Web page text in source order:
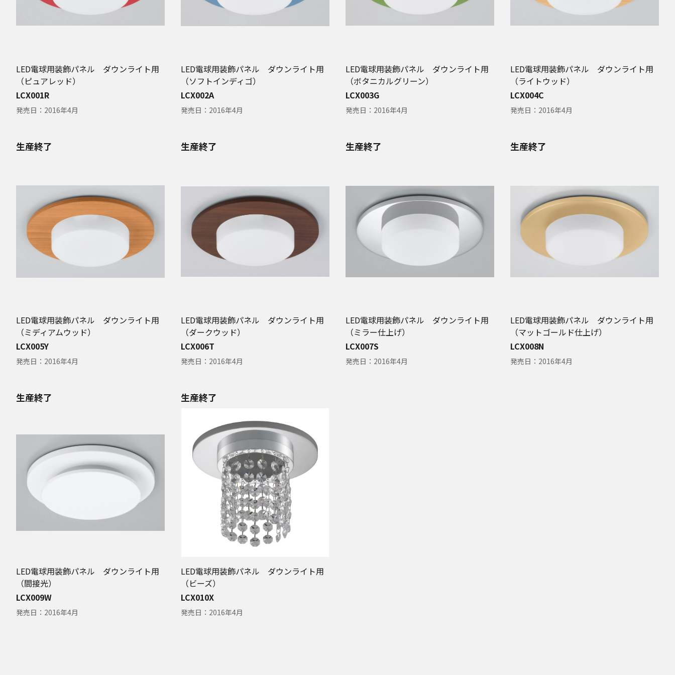
LED電球用装飾パネル ダウンライト用
（ピュアレッド）
LCX001R
発売日： 2016年4月
LED電球用装飾パネル ダウンライト用
（ソフトインディゴ）
LCX002A
発売日： 2016年4月
LED電球用装飾パネル ダウンライト用
（ボタニカルグリーン）
LCX003G
発売日： 2016年4月
LED電球用装飾パネル ダウンライト用
（ライトウッド）
LCX004C
発売日： 2016年4月
生産終了
LED電球用装飾パネル ダウンライト用
（ミディアムウッド）
LCX005Y
発売日： 2016年4月
生産終了
LED電球用装飾パネル ダウンライト用
（ダークウッド）
LCX006T
発売日： 2016年4月
生産終了
LED電球用装飾パネル ダウンライト用
（ミラー仕上げ）
LCX007S
発売日： 2016年4月
生産終了
LED電球用装飾パネル ダウンライト用
（マットゴールド仕上げ）
LCX008N
発売日： 2016年4月
生産終了
LED電球用装飾パネル ダウンライト用
（間接光）
LCX009W
発売日： 2016年4月
生産終了
LED電球用装飾パネル ダウンライト用
（ビーズ）
LCX010X
発売日： 2016年4月